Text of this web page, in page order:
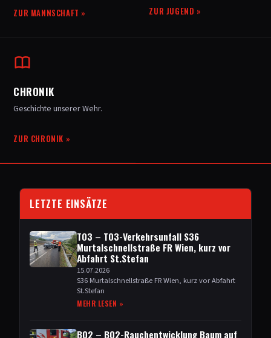
ZUR MANNSCHAFT » ZUR JUGEND »
CHRONIK
Geschichte unserer Wehr.
ZUR CHRONIK »
LETZTE EINSÄTZE
T03 – T03-Verkehrsunfall S36
Murtalschnellstraße FR Wien, kurz vor
Abfahrt St.Stefan
15.07.2026
S36 Murtalschnellstraße FR Wien, kurz vor Abfahrt
St.Stefan
MEHR LESEN »
B02 – B02-Rauchentwicklung Baum auf